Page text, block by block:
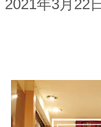
2021年3月22